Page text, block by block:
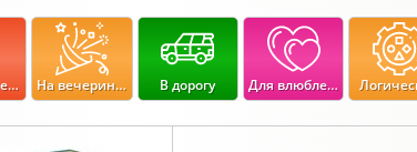
Стратегические На вечеринку В дорогу Для влюбленных